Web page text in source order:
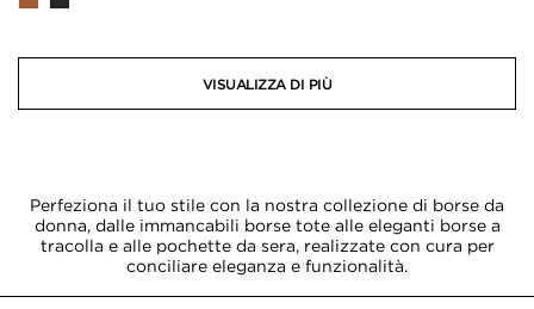
VISUALIZZA DI PIÙ
Perfeziona il tuo stile con la nostra collezione di borse da
donna, dalle immancabili borse tote alle eleganti borse a
tracolla e alle pochette da sera, realizzate con cura per
conciliare eleganza e funzionalità.